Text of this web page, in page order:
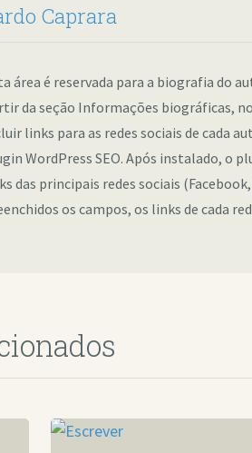
Caprara
área é reservada para a biografia do
da seção Informações biográficas,
links para as redes sociais de cada
WordPress SEO. Após instalado, o
das principais redes sociais
os campos, os links de cada